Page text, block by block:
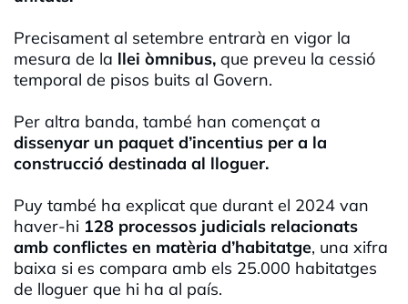
Precisament al setembre entrarà en vigor la
mesura de la llei òmnibus, que preveu la cessió
temporal de pisos buits al Govern.
Per altra banda, també han començat a
dissenyar un paquet d’incentius per a la
construcció destinada al lloguer.
Puy també ha explicat que durant el 2024 van
haver-hi 128 processos judicials relacionats
amb conflictes en matèria d’habitatge, una xifra
baixa si es compara amb els 25.000 habitatges
de lloguer que hi ha al país.